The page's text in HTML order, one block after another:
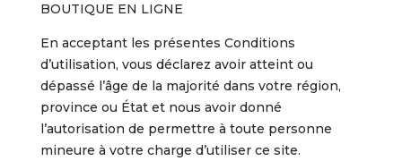
BOUTIQUE EN LIGNE
En acceptant les présentes Conditions
d’utilisation, vous déclarez avoir atteint ou
dépassé l’âge de la majorité dans votre région,
province ou État et nous avoir donné
l’autorisation de permettre à toute personne
mineure à votre charge d’utiliser ce site.